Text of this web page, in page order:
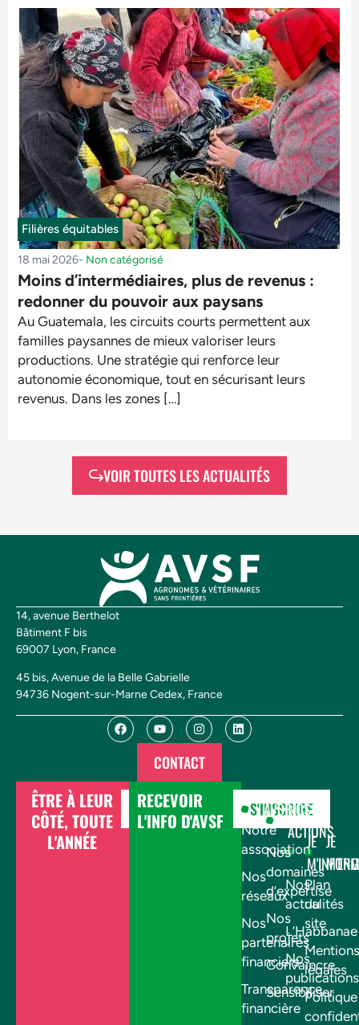
Filières équitables
18 mai 2026- Non catégorisé
Moins d’intermédiaires, plus de revenus :
redonner du pouvoir aux paysans
Au Guatemala, les circuits courts permettent aux
familles paysannes de mieux valoriser leurs
productions. Une stratégie qui renforce leur
autonomie économique, tout en sécurisant leurs
revenus. Dans les zones […]
VOIR TOUTES LES ACTUALITÉS
14, avenue Berthelot
Bâtiment F bis
69007 Lyon, France
45 bis, Avenue de la Belle Gabrielle
94736 Nogent-sur-Marne Cedex, France
CONTACT
ÊTRE À LEUR
CÔTÉ, TOUTE
L'ANNÉE
DONNER
RECEVOIR
L'INFO D'AVSF
S'INSCRIRE
AVSF
Notre
association
Nos
réseaux
Nos
partenaires
financiers
Transparence
financière
NOS
ACTIONS
Nos
domaines
d’expertise
Nos
projets
Convaincre
Sensibiliser
JE
Nos
actualités
L’Habbanae
Nos
publications
JE
Plan
du
site
Mentions
légales